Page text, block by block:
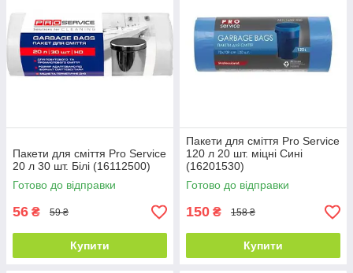
Пакети для сміття Pro Service
20 л 30 шт. Білі (16112500)
Готово до відправки
56 ₴ 59 ₴
Купити
Пакети для сміття Pro Service
120 л 20 шт. міцні Сині
(16201530)
Готово до відправки
150 ₴ 158 ₴
Купити